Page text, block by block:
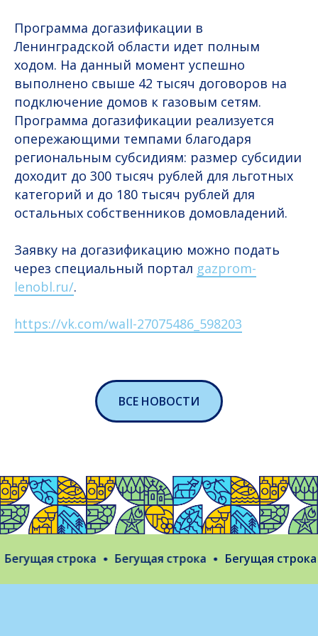
Программа догазификации в
Ленинградской области идет полным
ходом. На данный момент успешно
выполнено свыше 42 тысяч договоров на
подключение домов к газовым сетям.
Программа догазификации реализуется
опережающими темпами благодаря
региональным субсидиям: размер субсидии
доходит до 300 тысяч рублей для льготных
категорий и до 180 тысяч рублей для
остальных собственников домовладений.
Заявку на догазификацию можно подать
через специальный портал gazprom-
lenobl.ru/.
https://vk.com/wall-27075486_598203
ВСЕ НОВОСТИ
строка Бегущая строка Бегущая строка